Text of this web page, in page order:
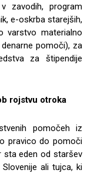
zavodih, program
e-oskrba starejših,
varstvo materialno
pomoči), za
za štipendije
rojstvu otroka
pomočeh iz
pravico do pomoči
sta eden od staršev
ali tujca, ki